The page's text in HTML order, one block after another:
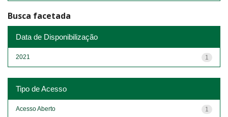
Busca facetada
Data de Disponibilização
1
2021
Tipo de Acesso
1
Acesso Aberto